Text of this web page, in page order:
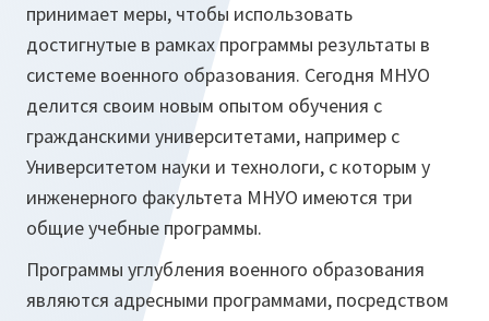
принимает меры, чтобы использовать
достигнутые в рамках программы результаты в
системе военного образования. Сегодня МНУО
делится своим новым опытом обучения с
гражданскими университетами, например с
Университетом науки и технологи, с которым у
инженерного факультета МНУО имеются три
общие учебные программы.
Программы углубления военного образования
являются адресными программами, посредством